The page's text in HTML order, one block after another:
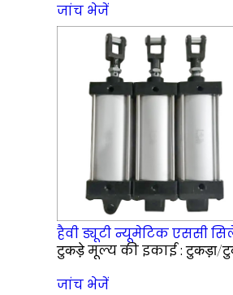
जांच भेजें
हैवी ड्यूटी न्यूमेटिक एससी
टुकड़ेमूल्य की इकाई :टुकड़ा/
जांच भेजें